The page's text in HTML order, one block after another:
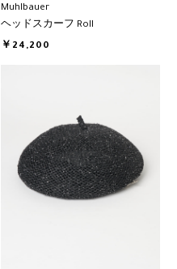
Muhlbauer
ヘッドスカーフ Roll
￥24,200